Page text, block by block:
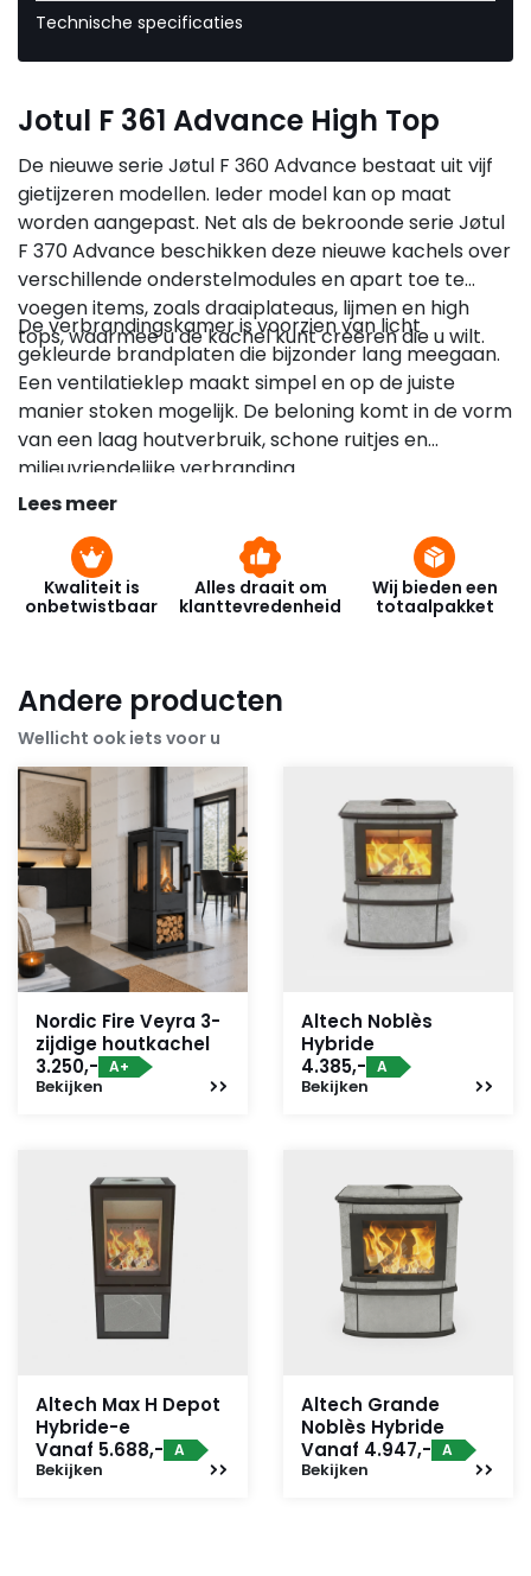
Technische specificaties
Jotul F 361 Advance High Top
De nieuwe serie Jøtul F 360 Advance bestaat uit vijf
gietijzeren modellen. Ieder model kan op maat
worden aangepast. Net als de bekroonde serie Jøtul
F 370 Advance beschikken deze nieuwe kachels over
verschillende onderstelmodules en apart toe te
voegen items, zoals draaiplateaus, lijmen en high
tops, waarmee u de kachel kunt creëren die u wilt.
De verbrandingskamer is voorzien van licht
gekleurde brandplaten die bijzonder lang meegaan.
Een ventilatieklep maakt simpel en op de juiste
manier stoken mogelijk. De beloning komt in de vorm
van een laag houtverbruik, schone ruitjes en
milieuvriendelijke verbranding.
Lees meer
Kwaliteit is
onbetwistbaar
Alles draait om
klanttevredenheid
Wij bieden een
totaalpakket
Andere producten
Wellicht ook iets voor u
Nordic Fire Veyra 3-
zijdige houtkachel
3.250,- A+
Bekijken
Altech Noblès
Hybride
4.385,- A
Bekijken
Altech Max H Depot
Hybride-e
Vanaf 5.688,- A
Bekijken
Altech Grande
Noblès Hybride
Vanaf 4.947,- A
Bekijken